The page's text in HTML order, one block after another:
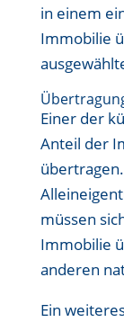
in einem
Immobilie
Einer der
Anteil der
müssen
Immobilie
anderen
Ein